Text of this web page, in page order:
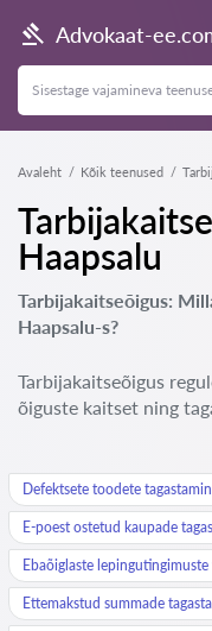
Advokaat-
Avaleht Kõik teenused
Haapsalu
Tarbijakaitseõigus:
Haapsalu-s?
Tarbijakaitseõigus
õiguste kaitset ning
Defektsete toodete
E-poest ostetud kaupade
Ebaõiglaste
Ettemakstud summade